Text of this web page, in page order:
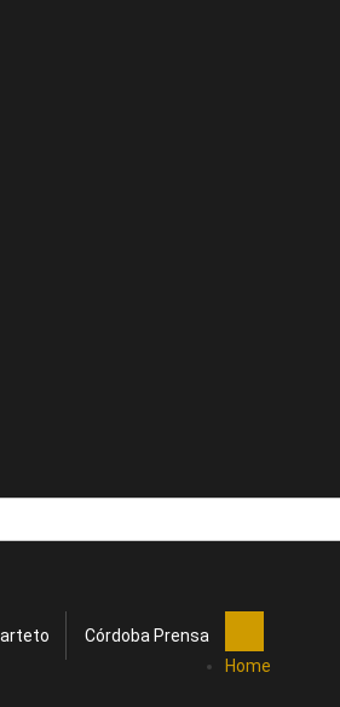
Córdoba Prensa
Home